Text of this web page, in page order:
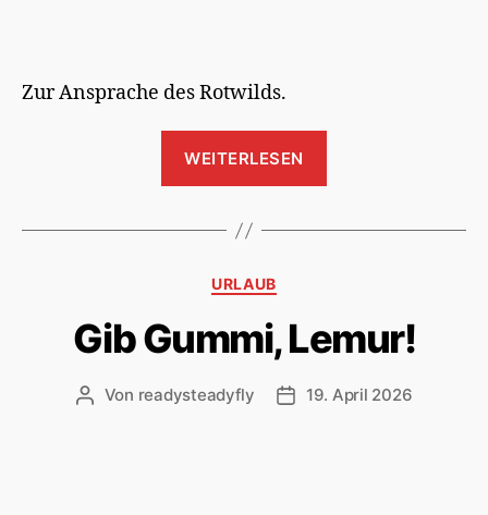
Zur Ansprache des Rotwilds.
WEITERLESEN
nie“
Kategorien
URLAUB
Gib Gummi, Lemur!
Beitragsautor
Von readysteadyfly Veröffentlichungsdatum
19. April 2026